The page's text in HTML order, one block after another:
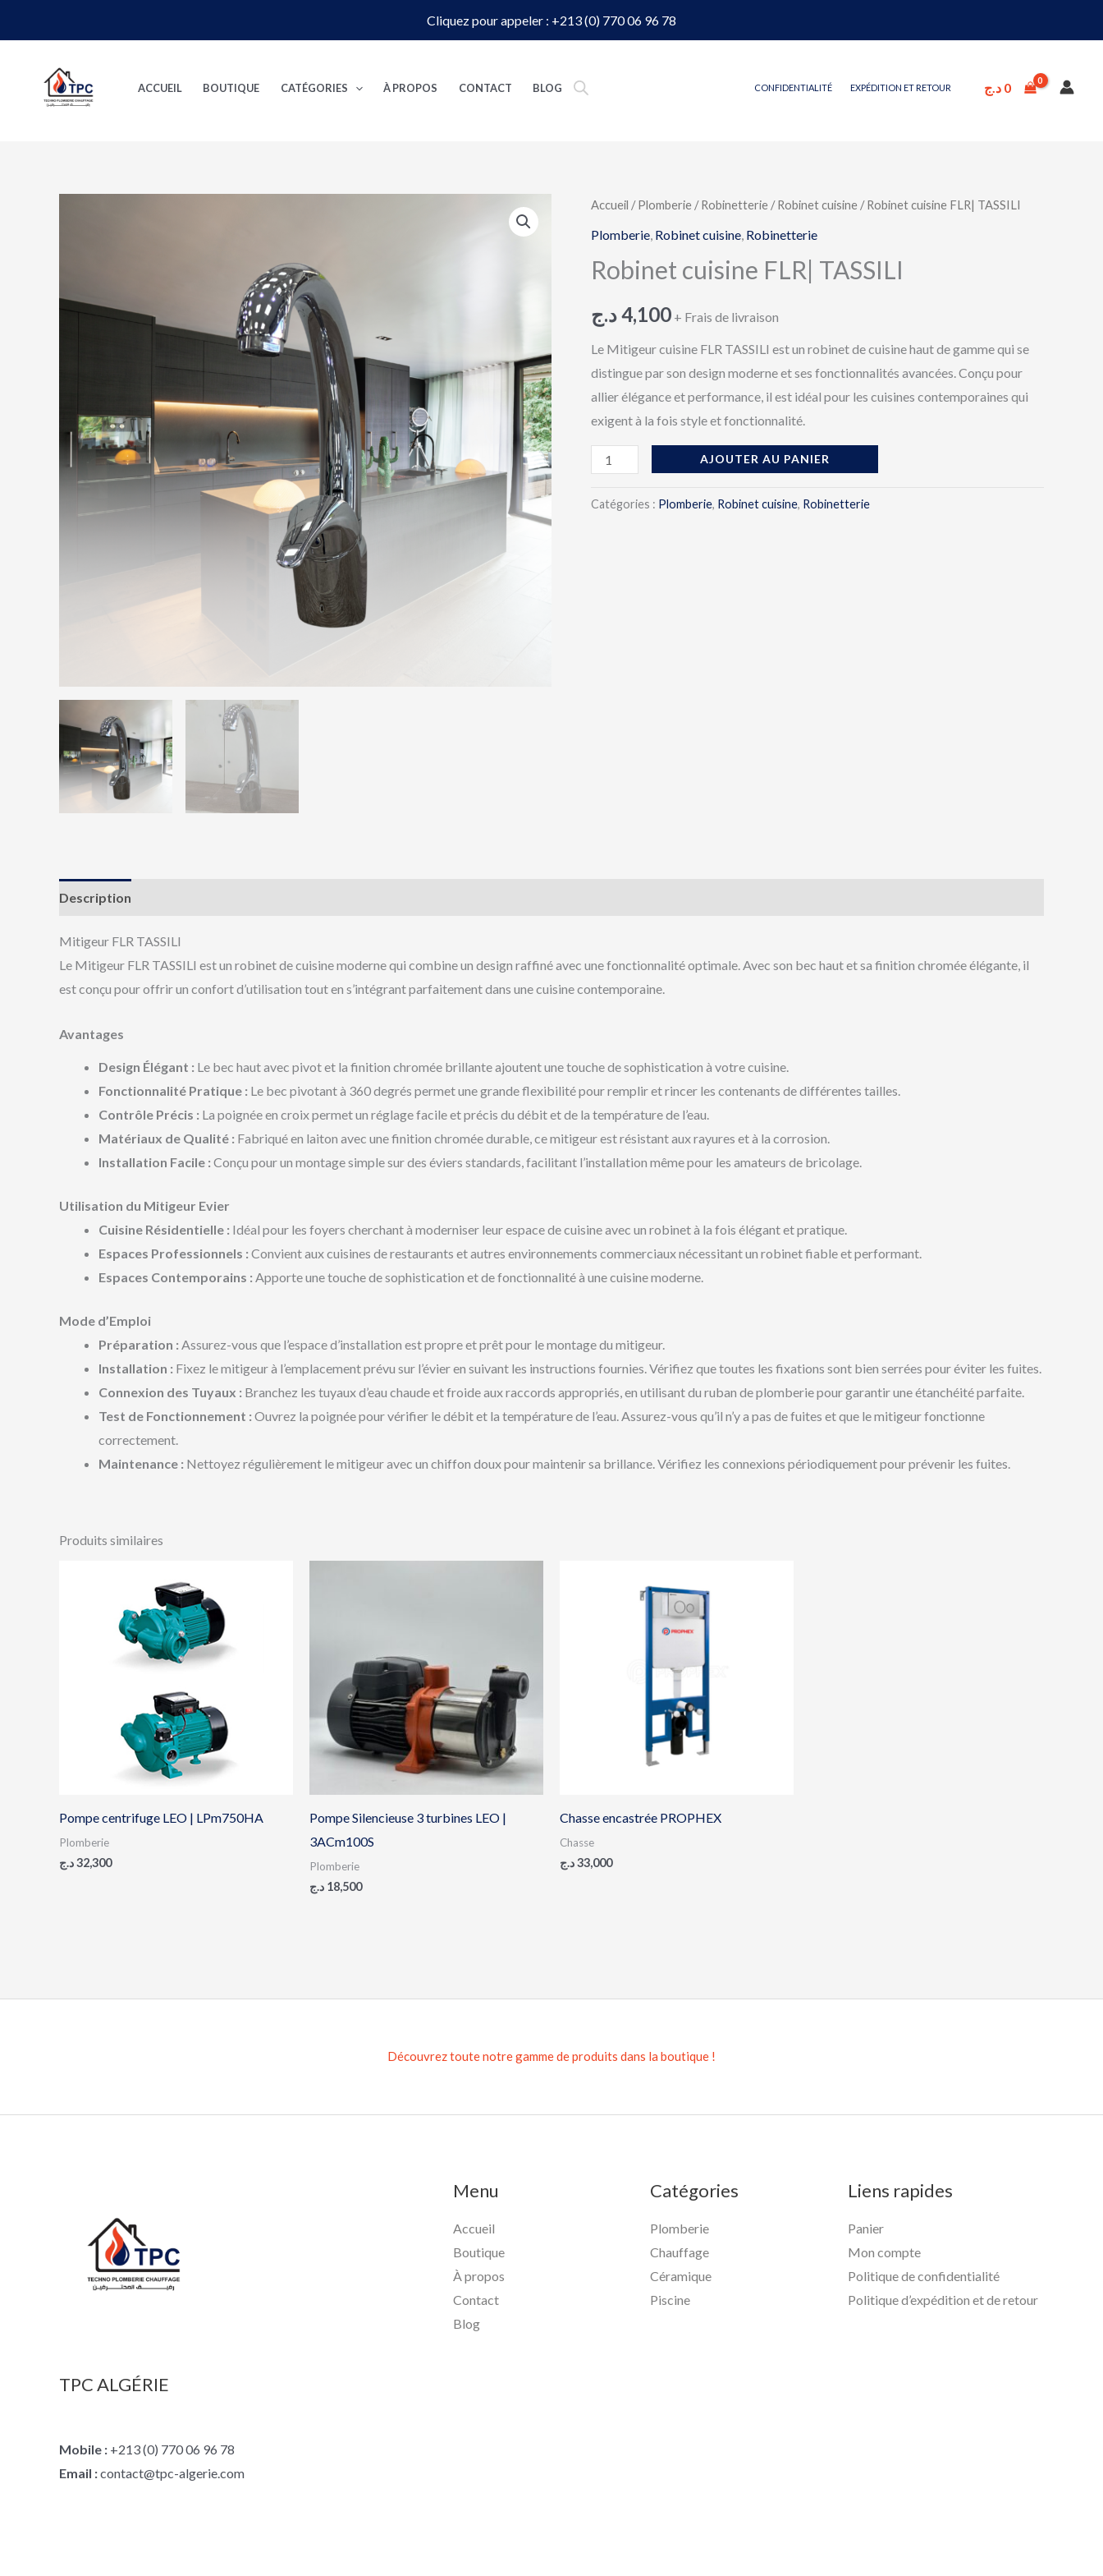
Cliquez pour appeler : +213 (0) 770 06 96 78
ACCUEIL BOUTIQUE CATÉGORIES À PROPOS CONTACT BLOG CONFIDENTIALITÉ EXPÉDITION ET RETOUR 0 د.ج
Accueil /Plomberie /Robinetterie /Robinet cuisine / Robinet cuisine FLR| TASSILI
Plomberie Robinet cuisine Robinetterie
Robinet cuisine FLR| TASSILI
4,100د.ج + Frais de livraison
Le Mitigeur cuisine FLR TASSILI est un robinet de cuisine haut de gamme qui se
distingue par son design moderne et ses fonctionnalités avancées. Conçu pour
allier élégance et performance, il est idéal pour les cuisines contemporaines qui
exigent à la fois style et fonctionnalité.
quantité
de
cuisine
TASSILI
AJOUTER AU PANIER
Catégories : Plomberie, Robinet cuisine, Robinetterie
Description
Mitigeur FLR TASSILI
Le Mitigeur FLR TASSILI est un robinet de cuisine moderne qui combine un design raffiné avec une fonctionnalité optimale. Avec son bec haut et sa finition chromée élégante, il
est conçu pour offrir un confort d’utilisation tout en s’intégrant parfaitement dans une cuisine contemporaine.
Avantages
Design Élégant : Le bec haut avec pivot et la finition chromée brillante ajoutent une touche de sophistication à votre cuisine.
Fonctionnalité Pratique : Le bec pivotant à 360 degrés permet une grande flexibilité pour remplir et rincer les contenants de différentes tailles.
Contrôle Précis : La poignée en croix permet un réglage facile et précis du débit et de la température de l’eau.
Matériaux de Qualité : Fabriqué en laiton avec une finition chromée durable, ce mitigeur est résistant aux rayures et à la corrosion.
Installation Facile : Conçu pour un montage simple sur des éviers standards, facilitant l’installation même pour les amateurs de bricolage.
Utilisation du Mitigeur Evier
Cuisine Résidentielle : Idéal pour les foyers cherchant à moderniser leur espace de cuisine avec un robinet à la fois élégant et pratique.
Espaces Professionnels : Convient aux cuisines de restaurants et autres environnements commerciaux nécessitant un robinet fiable et performant.
Espaces Contemporains : Apporte une touche de sophistication et de fonctionnalité à une cuisine moderne.
Mode d’Emploi
Préparation : Assurez-vous que l’espace d’installation est propre et prêt pour le montage du mitigeur.
Installation : Fixez le mitigeur à l’emplacement prévu sur l’évier en suivant les instructions fournies. Vérifiez que toutes les fixations sont bien serrées pour éviter les fuites.
Connexion des Tuyaux : Branchez les tuyaux d’eau chaude et froide aux raccords appropriés, en utilisant du ruban de plomberie pour garantir une étanchéité parfaite.
Test de Fonctionnement : Ouvrez la poignée pour vérifier le débit et la température de l’eau. Assurez-vous qu’il n’y a pas de fuites et que le mitigeur fonctionne
correctement.
Maintenance : Nettoyez régulièrement le mitigeur avec un chiffon doux pour maintenir sa brillance. Vérifiez les connexions périodiquement pour prévenir les fuites.
Produits similaires
Pompe centrifuge LEO | LPm750HA
Plomberie
32,300د.ج
Pompe Silencieuse 3 turbines LEO |
3ACm100S
Plomberie
18,500 د.ج
Chasse encastrée PROPHEX
Chasse
33,000د.ج
Découvrez toute notre gamme de produits dans la boutique !
TPC ALGÉRIE
Mobile : +213 (0) 770 06 96 78
Email :contact@tpc-algerie.com
Menu
Accueil
Boutique
À propos
Contact
Blog
Catégories
Plomberie
Chauffage
Céramique
Piscine
Liens rapides
Panier
Mon compte
Politique de confidentialité
Politique d’expédition et de retour